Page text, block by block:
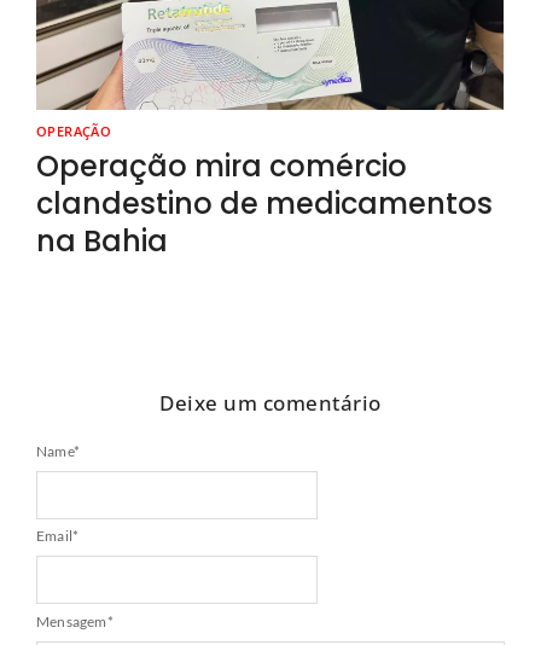
OPERAÇÃO
Operação mira comércio
clandestino de medicamentos
na Bahia
Deixe um comentário
Name*
Email*